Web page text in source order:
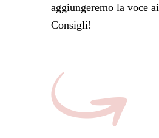
aggiungeremo la voce ai
Consigli!